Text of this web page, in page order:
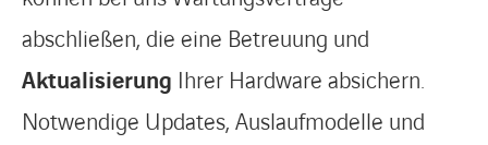
abschließen, die eine Betreuung und
Aktualisierung Ihrer Hardware absichern.
Notwendige Updates, Auslaufmodelle und